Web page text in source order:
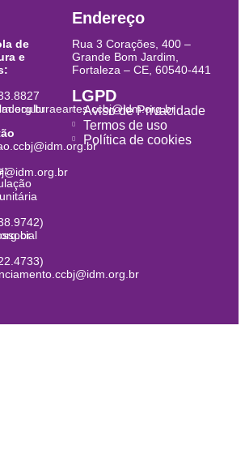
de
e
Endereço
Rua 3 Corações, 400 –
Grande Bom Jardim,
Fortaleza – CE, 60540-441
LGPD
Aviso de Privacidade
Termos de uso
Política de cookies